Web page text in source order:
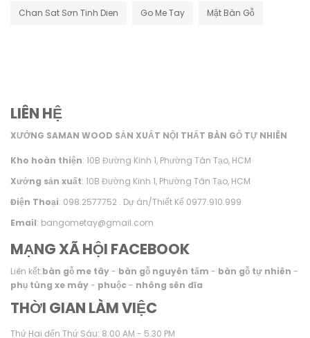
Chan Sat Sơn Tinh Dien Go Me Tay Mặt Bàn Gỗ
LIÊN HỆ
XƯỞNG SAMAN WOOD SẢN XUẤT NỘI THẤT BÀN GỖ TỰ NHIÊN
Kho hoàn thiện: 10B Đường Kinh 1, Phường Tân Tạo, HCM
Xưởng sản xuất: 10B Đường Kinh 1, Phường Tân Tạo, HCM
Điện Thoại: 098.2577752 . Dự án/Thiết Kế 0977.910.999
Email: bangometay@gmail.com
MẠNG XÃ HỘI FACEBOOK
Liên kết:bàn gỗ me tây- bàn gỗ nguyên tấm - bàn gỗ tự nhiên -
phụ tùng xe máy- phuộc- nhông sên dĩa
THỜI GIAN LÀM VIỆC
Thứ Hai đến Thứ Sáu: 8.00 AM - 5.30 PM